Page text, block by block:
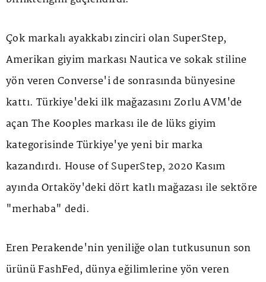
Çok markalı ayakkabı zinciri olan SuperStep,
Amerikan giyim markası Nautica ve sokak stiline
yön veren Converse'i de sonrasında bünyesine
kattı. Türkiye'deki ilk mağazasını Zorlu AVM'de
açan The Kooples markası ile de lüks giyim
kategorisinde Türkiye'ye yeni bir marka
kazandırdı. House of SuperStep, 2020 Kasım
ayında Ortaköy'deki dört katlı mağazası ile sektöre
"merhaba" dedi.
Eren Perakende'nin yeniliğe olan tutkusunun son
ürünü FashFed, dünya eğilimlerine yön veren